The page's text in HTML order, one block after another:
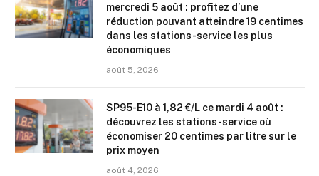
mercredi 5 août : profitez d’une
réduction pouvant atteindre 19 centimes
dans les stations-service les plus
économiques
août 5, 2026
SP95-E10 à 1,82 €/L ce mardi 4 août :
découvrez les stations-service où
économiser 20 centimes par litre sur le
prix moyen
août 4, 2026